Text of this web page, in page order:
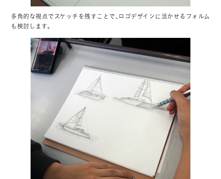
多角的な視点でスケッチを残すことで、ロゴデザインに活かせるフォルム
も検討します。